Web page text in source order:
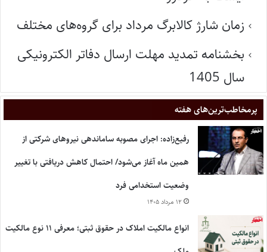
زمان شارژ کالابرگ مرداد برای گروه‌های مختلف
بخشنامه تمدید مهلت ارسال دفاتر الکترونیکی
سال 1405
پر‌مخاطب‌ترین‌های هفته
رفیع‌زاده: اجرای مصوبه ساماندهی نیروهای شرکتی از
همین ماه آغاز می‌شود/ احتمال کاهش دریافتی با تغییر
وضعیت استخدامی فرد
۱۲ مرداد ۱۴۰۵
انواع مالکیت املاک در حقوق ثبتی؛ معرفی ۱۱ نوع مالکیت